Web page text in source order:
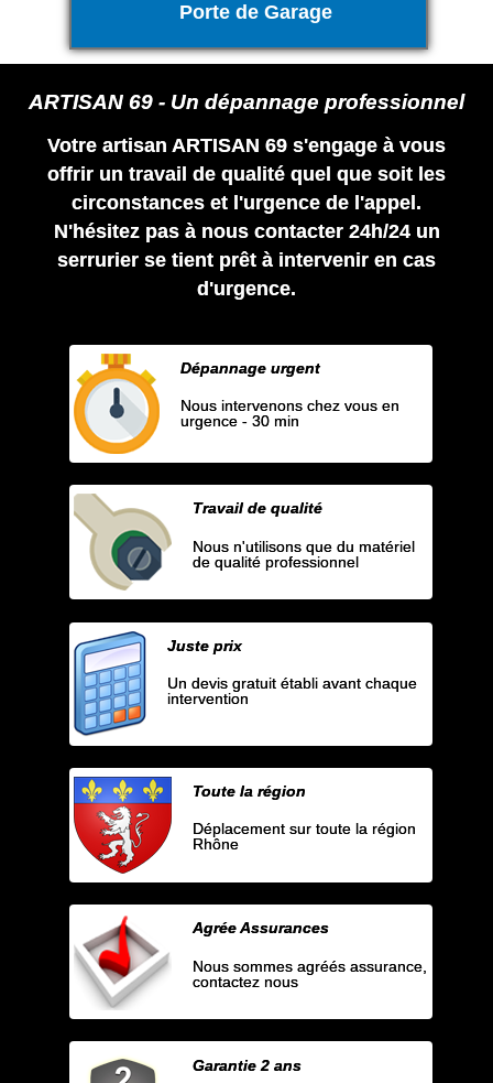
Porte de Garage
ARTISAN 69 - Un dépannage professionnel
Votre artisan ARTISAN 69 s'engage à vous
offrir un travail de qualité quel que soit les
circonstances et l'urgence de l'appel.
N'hésitez pas à nous contacter 24h/24 un
serrurier se tient prêt à intervenir en cas
d'urgence.
Dépannage urgent
Nous intervenons chez vous en
urgence - 30 min
Travail de qualité
Nous n'utilisons que du matériel
de qualité professionnel
Juste prix
Un devis gratuit établi avant chaque
intervention
Toute la région
Déplacement sur toute la région
Rhône
Agrée Assurances
Nous sommes agréés assurance,
contactez nous
Garantie 2 ans